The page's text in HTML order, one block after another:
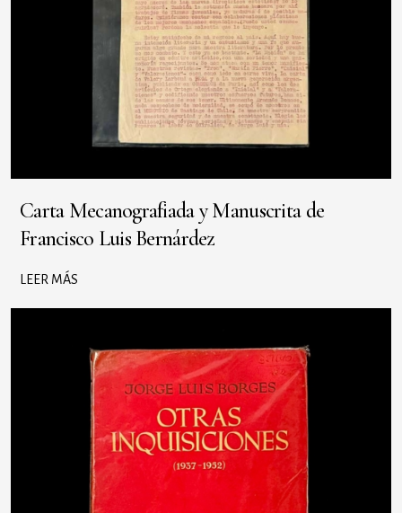
Carta Mecanografiada y Manuscrita de
Francisco Luis Bernárdez
LEER MÁS